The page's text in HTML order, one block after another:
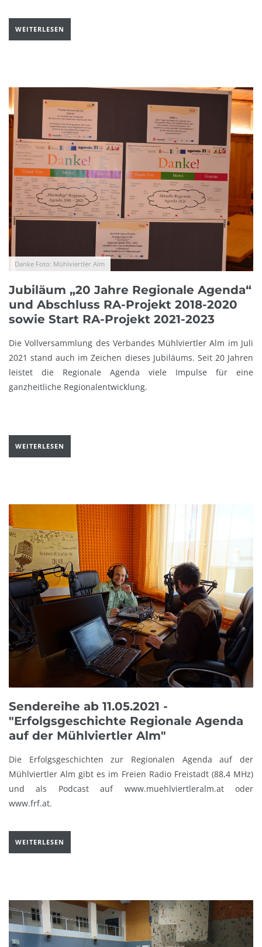
WEITERLESEN
Danke Foto: Mühlviertler Alm
Jubiläum „20 Jahre Regionale Agenda“
und Abschluss RA-Projekt 2018-2020
sowie Start RA-Projekt 2021-2023
Die Vollversammlung des Verbandes Mühlviertler Alm im Juli
2021 stand auch im Zeichen dieses Jubiläums. Seit 20 Jahren
leistet die Regionale Agenda viele Impulse für eine
ganzheitliche Regionalentwicklung.
WEITERLESEN
Sendereihe ab 11.05.2021 -
"Erfolgsgeschichte Regionale Agenda
auf der Mühlviertler Alm"
Die Erfolgsgeschichten zur Regionalen Agenda auf der
Mühlviertler Alm gibt es im Freien Radio Freistadt (88,4 MHz)
und als Podcast auf www.muehlviertleralm.at oder
www.frf.at.
WEITERLESEN